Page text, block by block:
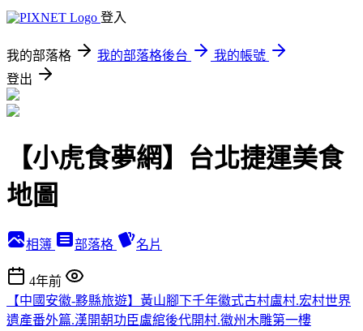
登入
我的部落格 我的部落格後台
我的帳號
登出
【小虎食夢網】台北捷運美食
地圖
相簿 部落格 名片
4年前
【中國安徽-黟縣旅遊】黃山腳下千年徽式古村盧村.宏村世界
遺產番外篇.漢開朝功臣盧綰後代開村.徽州木雕第一樓